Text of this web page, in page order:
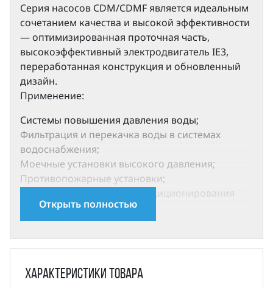
Серия насосов CDM/CDMF является идеальным
сочетанием качества и высокой эффективности
— оптимизированная проточная часть,
высокоэффективный электродвигатель IE3,
переработанная конструкция и обновленный
дизайн.
Применение:
Системы повышения давления воды;
Фильтрация и перекачка воды в системах
водоснабжения;
Моечные установки высокого давления;
Противопожарные установки;
Cистемы охлаждения и кондиционирования
воздуха;
Системы питания паровых котлов и перекачка
конденсата;
Системы охлаждения инструмента
металлорежущих станков (подача смазочно-
охлаждающей эмульсии) и т.д.;
Открыть полностью
Характеристики товара